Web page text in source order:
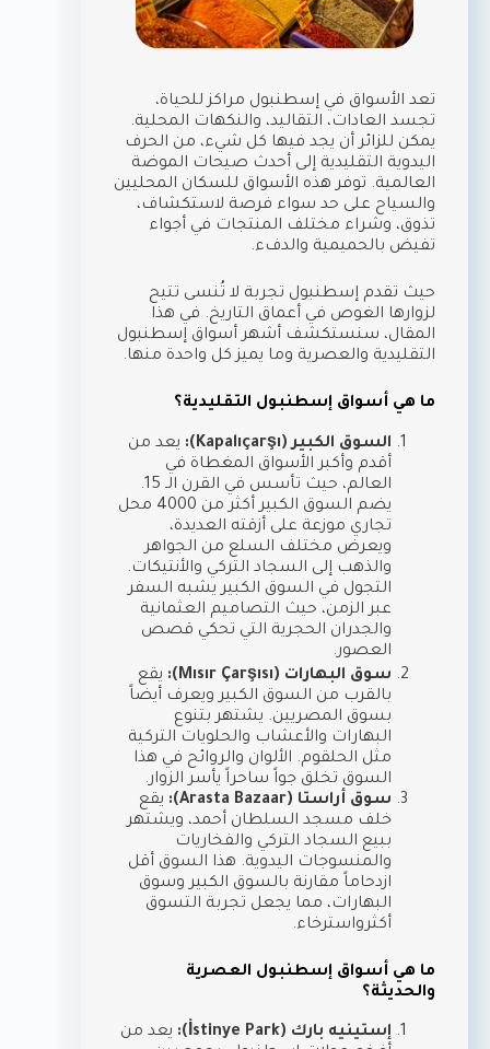
تعد الأسواق في إسطنبول مراكز للحياة،
تجسد العادات، التقاليد، والنكهات المحلية.
يمكن للزائر أن يجد فيها كل شيء، من الحرف
اليدوية التقليدية إلى أحدث صيحات الموضة
العالمية. توفر هذه الأسواق للسكان المحليين
والسياح على حد سواء فرصة لاستكشاف،
تذوق، وشراء مختلف المنتجات في أجواء
تفيض بالحميمية والدفء.
حيث تقدم إسطنبول تجربة لا تُنسى تتيح
لزوارها الغوص في أعماق التاريخ. في هذا
المقال، سنستكشف أشهر أسواق إسطنبول
التقليدية والعصرية وما يميز كل واحدة منها.
ما هي أسواق إسطنبول التقليدية؟
السوق الكبير (Kapalıçarşı):
يعد من
أقدم وأكبر الأسواق المغطاة في
العالم، حيث تأسس في القرن الـ 15.
يضم السوق الكبير أكثر من 4000 محل
تجاري موزعة على أزقته العديدة،
ويعرض مختلف السلع من الجواهر
والذهب إلى السجاد التركي والأنتيكات.
التجول في السوق الكبير يشبه السفر
عبر الزمن، حيث التصاميم العثمانية
والجدران الحجرية التي تحكي قصص
العصور.
سوق البهارات (Mısır Çarşısı):
يقع
بالقرب من السوق الكبير ويعرف أيضاً
بسوق المصريين. يشتهر بتنوع
البهارات والأعشاب والحلويات التركية
مثل الحلقوم. الألوان والروائح في هذا
السوق تخلق جواً ساحراً يأسر الزوار.
سوق أراستا (Arasta Bazaar):
يقع
خلف مسجد السلطان أحمد، ويشتهر
ببيع السجاد التركي والفخاريات
والمنسوجات اليدوية. هذا السوق أقل
ازدحاماً مقارنة بالسوق الكبير وسوق
البهارات، مما يجعل تجربة التسوق
أكثرواسترخاء.
ما هي أسواق إسطنبول العصرية
والحديثة؟
إستينيه بارك (İstinye Park):
يعد من